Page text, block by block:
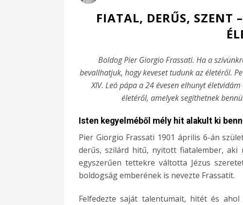
FIATAL, DERŰS, SZENT
Boldog Pier Giorgio Frassati. Ha a
bevallhatjuk, hogy keveset tudunk az életéről.
XIV. Leó pápa a 24 évesen elhunyt
életéről, amelyek segíthetnek
Isten kegyelméből mély hit alakult ki
Pier Giorgio Frassati 1901 április 6-án
derűs, szilárd hitű, nyitott fiatalember,
egyszerűen tettekre váltotta Jézus
boldogság emberének is nevezte Frassatit.
Felfedezte saját talentumait, hitét és